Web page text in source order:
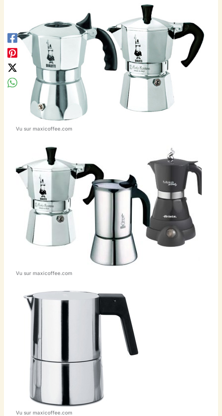
Vu sur maxicoffee.com
Vu sur maxicoffee.com
Vu sur maxicoffee.com